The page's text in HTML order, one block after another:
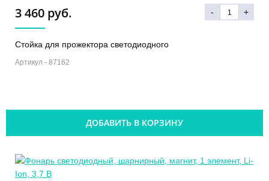
3 460 руб. - +
Стойка для прожектора светодиодного
Артикул - 87162
ДОБАВИТЬ В КОРЗИНУ